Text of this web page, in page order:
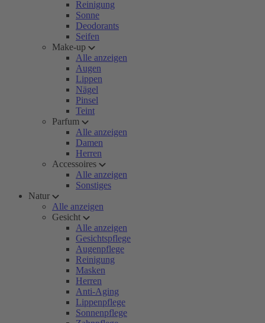
Reinigung
Sonne
Deodorants
Seifen
Make-up
Alle anzeigen
Augen
Lippen
Nägel
Pinsel
Teint
Parfum
Alle anzeigen
Damen
Herren
Accessoires
Alle anzeigen
Sonstiges
Natur
Alle anzeigen
Gesicht
Alle anzeigen
Gesichtspflege
Augenpflege
Reinigung
Masken
Herren
Anti-Aging
Lippenpflege
Sonnenpflege